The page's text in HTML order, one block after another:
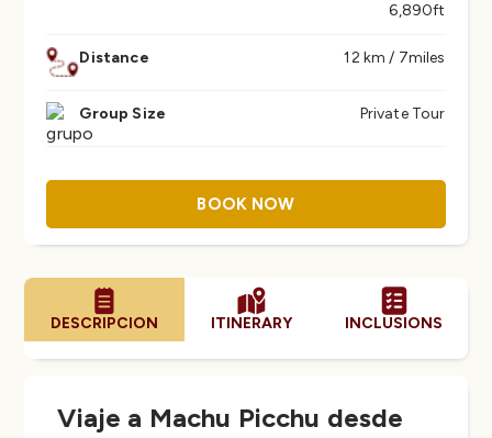
6,890ft
Distance 12 km / 7miles
Group Size Private Tour
BOOK NOW
DESCRIPCION ITINERARY INCLUSIONS
Viaje a Machu Picchu desde